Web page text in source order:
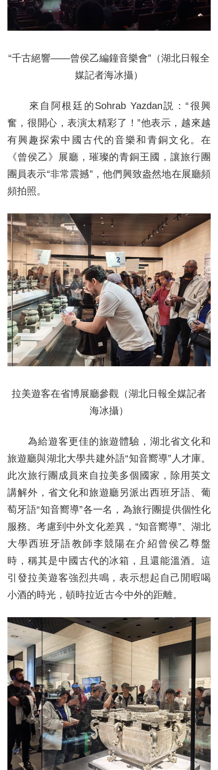
“千古絕響——曾侯乙編鐘音樂會”（湖北日報全
媒記者海冰攝）
來自阿根廷的Sohrab Yazdan説：“很興
奮，很開心，表演太精彩了！”他表示，越來越
有興趣探索中國古代的音樂和青銅文化。在
《曾侯乙》展廳，璀璨的青銅王國，讓旅行團
團員表示“非常震撼”，他們興致盎然地在展廳頻
頻拍照。
拉美遊客在省博展廳參觀（湖北日報全媒記者
海冰攝）
為給遊客更佳的旅遊體驗，湖北省文化和
旅遊廳與湖北大學共建外語“知音嚮導”人才庫。
此次旅行團成員來自拉美多個國家，除用英文
講解外，省文化和旅遊廳另派出西班牙語、葡
萄牙語“知音嚮導”各一名，為旅行團提供個性化
服務。考慮到中外文化差異，“知音嚮導”、湖北
大學西班牙語教師李競陽在介紹曾侯乙尊盤
時，稱其是中國古代的冰箱，且還能溫酒。這
引發拉美遊客強烈共鳴，表示想起自己閒暇喝
小酒的時光，頓時拉近古今中外的距離。